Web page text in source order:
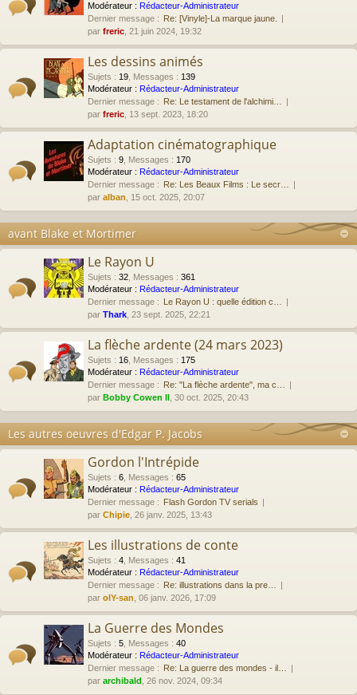
Modérateur : Rédacteur-Administrateur
Dernier message : Re: [Vinyle]-La marque jaune.
par freric , 21 juin 2024, 19:32
Les dessins animés
Sujets : 19 Messages : 139
Modérateur : Rédacteur-Administrateur
Dernier message : Re: Le testament de l'alchimi…
par freric , 13 sept. 2023, 18:20
Adaptation cinématographique
Sujets : 9 Messages : 170
Modérateur : Rédacteur-Administrateur
Dernier message : Re: Les Beaux Films : Le secr…
par alban , 15 oct. 2025, 20:07
avant Blake et Mortimer
Le Rayon U
Sujets : 32 Messages : 361
Modérateur : Rédacteur-Administrateur
Dernier message : Le Rayon U : quelle édition c…
par Thark , 23 sept. 2025, 22:21
La flèche ardente (24 mars 2023)
Sujets : 16 Messages : 175
Modérateur : Rédacteur-Administrateur
Dernier message : Re: "La flèche ardente", ma c…
par Bobby Cowen II , 30 oct. 2025, 20:43
Les autres oeuvres d'Edgar P. Jacobs
Gordon l'Intrépide
Sujets : 6 Messages : 65
Modérateur : Rédacteur-Administrateur
Dernier message : Flash Gordon TV serials
par Chipie , 26 janv. 2025, 13:43
Les illustrations de conte
Sujets : 4 Messages : 41
Modérateur : Rédacteur-Administrateur
Dernier message : Re: illustrations dans la pre…
par olY-san , 06 janv. 2026, 17:09
La Guerre des Mondes
Sujets : 5 Messages : 40
Modérateur : Rédacteur-Administrateur
Dernier message : Re: La guerre des mondes - il…
par archibald , 26 nov. 2024, 09:34